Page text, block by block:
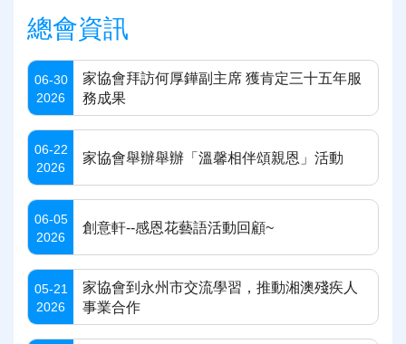
總會資訊
06-30
2026
家協會拜訪何厚鏵副主席 獲肯定三十五年服
務成果
06-22
2026
家協會舉辦舉辦「溫馨相伴頌親恩」活動
06-05
2026
創意軒--感恩花藝語活動回顧~
05-21
2026
家協會到永州市交流學習，推動湘澳殘疾人
事業合作